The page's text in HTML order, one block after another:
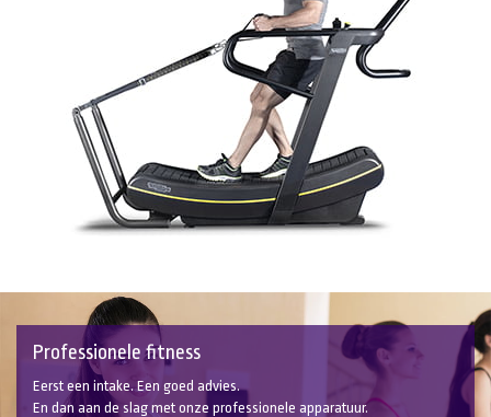
Professionele fitness
Eerst een intake. Een goed advies.
En dan aan de slag met onze professionele apparatuur.